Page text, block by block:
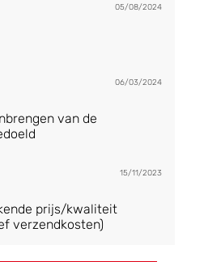
05/08/2024
06/03/2024
van de
15/11/2023
prijs/kwaliteit
verzendkosten)